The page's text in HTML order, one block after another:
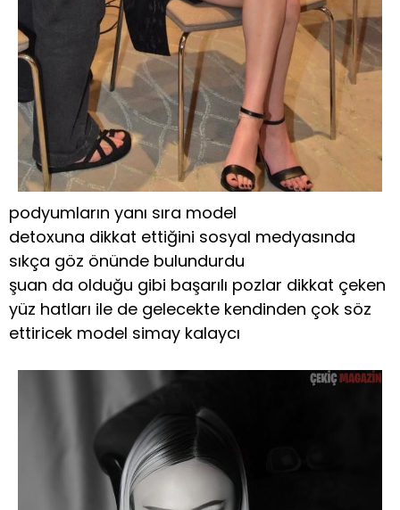
podyumların yanı sıra model
detoxuna dikkat ettiğini sosyal medyasında
sıkça göz önünde bulundurdu
şuan da olduğu gibi başarılı pozlar dikkat çeken
yüz hatları ile de gelecekte kendinden çok söz
ettiricek model simay kalaycı